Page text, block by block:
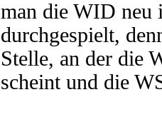
man die WID neu
durchgespielt,
Stelle, an der die
scheint und die